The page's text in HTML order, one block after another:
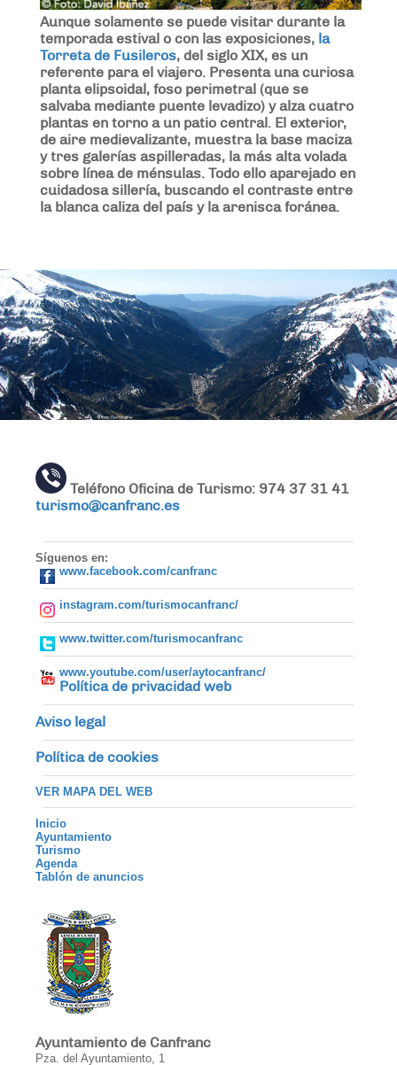
Aunque solamente se puede visitar durante la
temporada estival o con las exposiciones, la
Torreta de Fusileros, del siglo XIX, es un
referente para el viajero. Presenta una curiosa
planta elipsoidal, foso perimetral (que se
salvaba mediante puente levadizo) y alza cuatro
plantas en torno a un patio central. El exterior,
de aire medievalizante, muestra la base maciza
y tres galerías aspilleradas, la más alta volada
sobre línea de ménsulas. Todo ello aparejado en
cuidadosa sillería, buscando el contraste entre
la blanca caliza del país y la arenisca foránea.
Teléfono Oficina de Turismo: 974 37 31 41
turismo@canfranc.es
Síguenos en:
www.facebook.com/canfranc
instagram.com/turismocanfranc/
www.twitter.com/turismocanfranc
www.youtube.com/user/aytocanfranc/
Política de privacidad web
Aviso legal
Política de cookies
VER MAPA DEL WEB
Inicio
Ayuntamiento
Turismo
Agenda
Tablón de anuncios
Ayuntamiento de Canfranc
Pza. del Ayuntamiento, 1